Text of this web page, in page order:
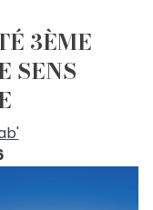
3ÈME
SENS